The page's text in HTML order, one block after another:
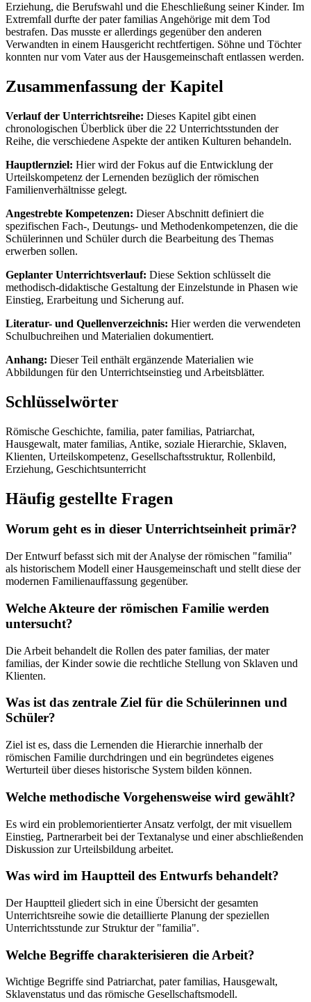
Erziehung, die Berufswahl und die Eheschließung seiner Kinder. Im
Extremfall durfte der pater familias Angehörige mit dem Tod
bestrafen. Das musste er allerdings gegenüber den anderen
Verwandten in einem Hausgericht rechtfertigen. Söhne und Töchter
konnten nur vom Vater aus der Hausgemeinschaft entlassen werden.
Zusammenfassung der Kapitel
Verlauf der Unterrichtsreihe: Dieses Kapitel gibt einen
chronologischen Überblick über die 22 Unterrichtsstunden der
Reihe, die verschiedene Aspekte der antiken Kulturen behandeln.
Hauptlernziel: Hier wird der Fokus auf die Entwicklung der
Urteilskompetenz der Lernenden bezüglich der römischen
Familienverhältnisse gelegt.
Angestrebte Kompetenzen: Dieser Abschnitt definiert die
spezifischen Fach-, Deutungs- und Methodenkompetenzen, die die
Schülerinnen und Schüler durch die Bearbeitung des Themas
erwerben sollen.
Geplanter Unterrichtsverlauf: Diese Sektion schlüsselt die
methodisch-didaktische Gestaltung der Einzelstunde in Phasen wie
Einstieg, Erarbeitung und Sicherung auf.
Literatur- und Quellenverzeichnis: Hier werden die verwendeten
Schulbuchreihen und Materialien dokumentiert.
Anhang: Dieser Teil enthält ergänzende Materialien wie
Abbildungen für den Unterrichtseinstieg und Arbeitsblätter.
Schlüsselwörter
Römische Geschichte, familia, pater familias, Patriarchat,
Hausgewalt, mater familias, Antike, soziale Hierarchie, Sklaven,
Klienten, Urteilskompetenz, Gesellschaftsstruktur, Rollenbild,
Erziehung, Geschichtsunterricht
Häufig gestellte Fragen
Worum geht es in dieser Unterrichtseinheit primär?
Der Entwurf befasst sich mit der Analyse der römischen "familia"
als historischem Modell einer Hausgemeinschaft und stellt diese der
modernen Familienauffassung gegenüber.
Welche Akteure der römischen Familie werden
untersucht?
Die Arbeit behandelt die Rollen des pater familias, der mater
familias, der Kinder sowie die rechtliche Stellung von Sklaven und
Klienten.
Was ist das zentrale Ziel für die Schülerinnen und
Schüler?
Ziel ist es, dass die Lernenden die Hierarchie innerhalb der
römischen Familie durchdringen und ein begründetes eigenes
Werturteil über dieses historische System bilden können.
Welche methodische Vorgehensweise wird gewählt?
Es wird ein problemorientierter Ansatz verfolgt, der mit visuellem
Einstieg, Partnerarbeit bei der Textanalyse und einer abschließenden
Diskussion zur Urteilsbildung arbeitet.
Was wird im Hauptteil des Entwurfs behandelt?
Der Hauptteil gliedert sich in eine Übersicht der gesamten
Unterrichtsreihe sowie die detaillierte Planung der speziellen
Unterrichtsstunde zur Struktur der "familia".
Welche Begriffe charakterisieren die Arbeit?
Wichtige Begriffe sind Patriarchat, pater familias, Hausgewalt,
Sklavenstatus und das römische Gesellschaftsmodell.